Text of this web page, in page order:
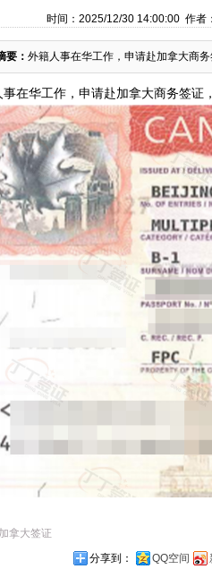
时间：2025/12/30 14:00:00 作
要： 外籍人事在华工作，申请赴加拿大商
事在华工作，申请赴加拿大商务签证
加拿大签证
分享到：
QQ空间